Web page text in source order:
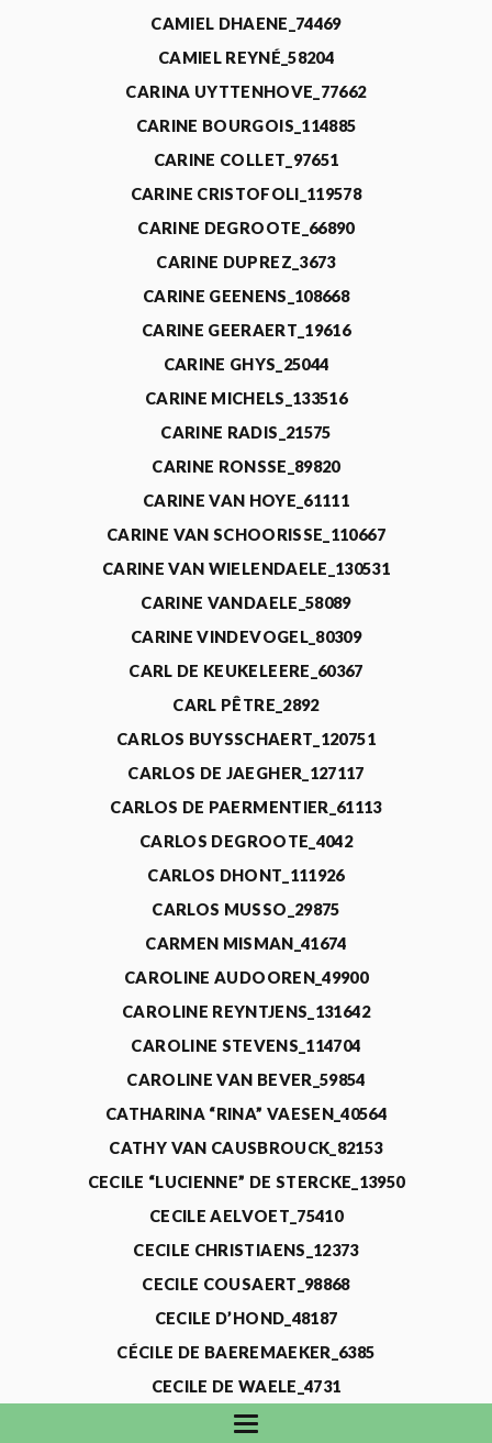
CAMIEL DHAENE_74469
CAMIEL REYNÉ_58204
CARINA UYTTENHOVE_77662
CARINE BOURGOIS_114885
CARINE COLLET_97651
CARINE CRISTOFOLI_119578
CARINE DEGROOTE_66890
CARINE DUPREZ_3673
CARINE GEENENS_108668
CARINE GEERAERT_19616
CARINE GHYS_25044
CARINE MICHELS_133516
CARINE RADIS_21575
CARINE RONSSE_89820
CARINE VAN HOYE_61111
CARINE VAN SCHOORISSE_110667
CARINE VAN WIELENDAELE_130531
CARINE VANDAELE_58089
CARINE VINDEVOGEL_80309
CARL DE KEUKELEERE_60367
CARL PÊTRE_2892
CARLOS BUYSSCHAERT_120751
CARLOS DE JAEGHER_127117
CARLOS DE PAERMENTIER_61113
CARLOS DEGROOTE_4042
CARLOS DHONT_111926
CARLOS MUSSO_29875
CARMEN MISMAN_41674
CAROLINE AUDOOREN_49900
CAROLINE REYNTJENS_131642
CAROLINE STEVENS_114704
CAROLINE VAN BEVER_59854
CATHARINA “RINA” VAESEN_40564
CATHY VAN CAUSBROUCK_82153
CECILE “LUCIENNE” DE STERCKE_13950
CECILE AELVOET_75410
CECILE CHRISTIAENS_12373
CECILE COUSAERT_98868
CECILE D’HOND_48187
CÉCILE DE BAEREMAEKER_6385
CECILE DE WAELE_4731
CECILE DEVOS_115318